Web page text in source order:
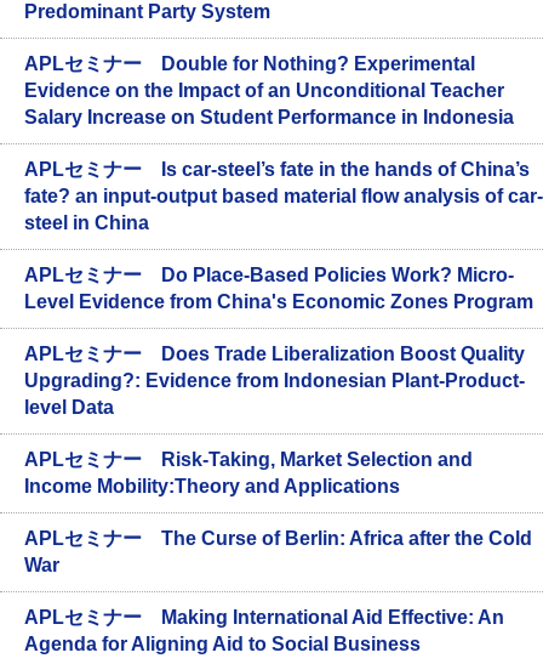
Predominant Party System
APLセミナー Double for Nothing? Experimental
Evidence on the Impact of an Unconditional Teacher
Salary Increase on Student Performance in Indonesia
APLセミナー Is car-steel’s fate in the hands of China’s
fate? an input-output based material flow analysis of car-
steel in China
APLセミナー Do Place-Based Policies Work? Micro-
Level Evidence from China's Economic Zones Program
APLセミナー Does Trade Liberalization Boost Quality
Upgrading?: Evidence from Indonesian Plant-Product-
level Data
APLセミナー Risk-Taking, Market Selection and
Income Mobility:Theory and Applications
APLセミナー The Curse of Berlin: Africa after the Cold
War
APLセミナー Making International Aid Effective: An
Agenda for Aligning Aid to Social Business